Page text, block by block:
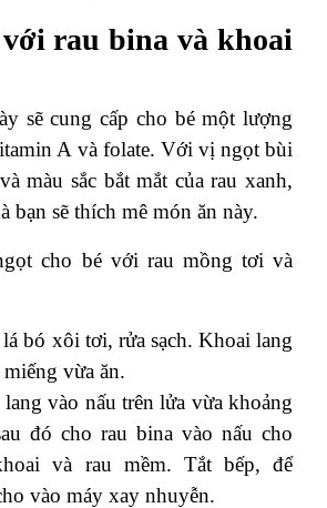
rau bina và khoai
sẽ cung cấp cho bé một lượng
A và folate. Với vị ngọt bùi
màu sắc bắt mắt của rau xanh,
bạn sẽ thích mê món ăn này.
cho bé với rau mồng tơi và
bó xôi tơi, rửa sạch. Khoai lang
vừa ăn.
vào nấu trên lửa vừa khoảng
đó cho rau bina vào nấu cho
và rau mềm. Tắt bếp, để
vào máy xay nhuyễn.